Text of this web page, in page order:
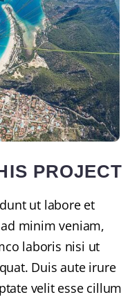
PROJECT
ut labore et
minim veniam,
laboris nisi ut
Duis aute irure
velit esse cillum